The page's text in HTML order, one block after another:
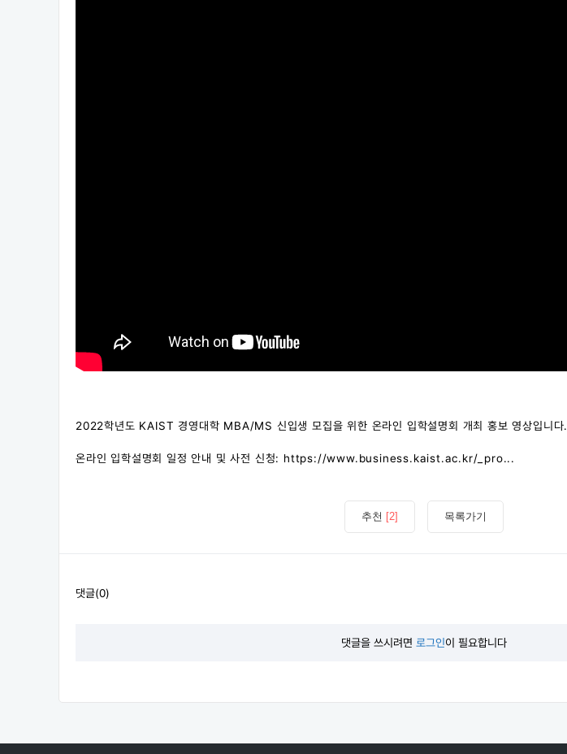
2022학년도 KAIST 경영대학 MBA/MS 신입생 모집을 위한 온라인 입학설명회 개최 홍보 영상입니다.
온라인 입학설명회 일정 안내 및 사전 신청: https://www.business.kaist.ac.kr/_pro...
추천 [2] 목록가기
댓글(0)
댓글을 쓰시려면 로그인이 필요합니다